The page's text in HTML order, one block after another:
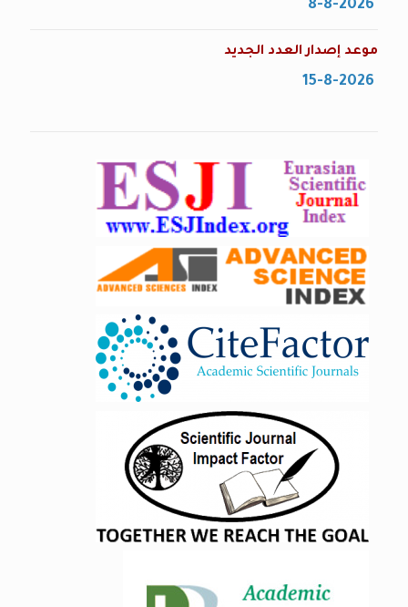
موعد إصدار العدد الجديد